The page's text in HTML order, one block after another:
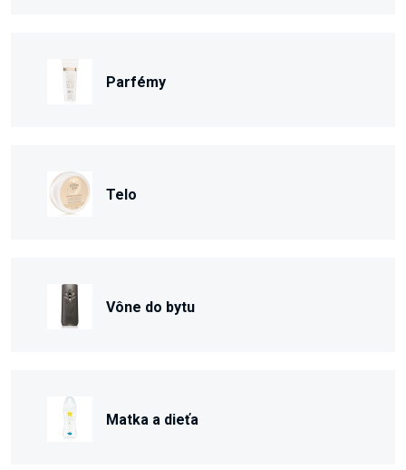
Parfémy
Telo
Vône do bytu
Matka a dieťa